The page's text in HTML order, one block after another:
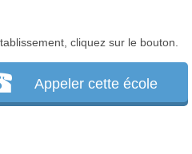
cliquez sur le bouton.
Appeler cette école